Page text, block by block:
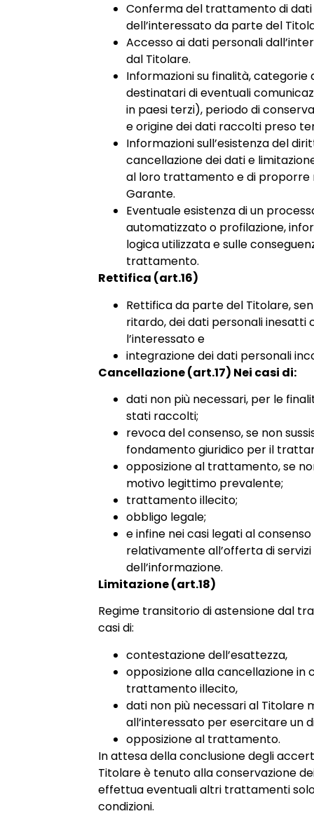
Conferma del trattamento di dati
dell’interessato da parte del
Accesso ai dati personali
dal Titolare.
Informazioni su finalità,
destinatari di eventuali
in paesi terzi), periodo di
e origine dei dati raccolti preso
Informazioni sull’esistenza del
cancellazione dei dati e
al loro trattamento e di proporre
Garante.
Eventuale esistenza di un
automatizzato o profilazione,
logica utilizzata e sulle
trattamento.
Rettifica (art.16)
Rettifica da parte del Titolare,
ritardo, dei dati personali inesatti
l’interessato e
integrazione dei dati personali
Cancellazione (art.17) Nei casi di:
dati non più necessari, per le
stati raccolti;
revoca del consenso, se non
fondamento giuridico per il
opposizione al trattamento, se
motivo legittimo prevalente;
trattamento illecito;
obbligo legale;
e infine nei casi legati al
relativamente all’offerta di
dell’informazione.
Limitazione (art.18)
Regime transitorio di astensione dal
casi di:
contestazione dell’esattezza,
opposizione alla cancellazione in
trattamento illecito,
dati non più necessari al Titolare
all’interessato per esercitare un
opposizione al trattamento.
In attesa della conclusione degli
Titolare è tenuto alla conservazione
effettua eventuali altri trattamenti
condizioni.